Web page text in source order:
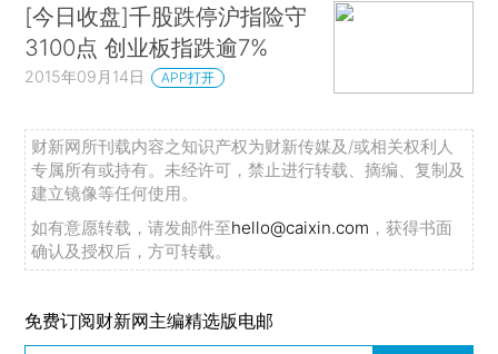
[今日收盘]千股跌停沪指险守
3100点 创业板指跌逾7%
2015年09月14日 APP打开
财新网所刊载内容之知识产权为财新传媒及/或相关权利人
专属所有或持有。未经许可，禁止进行转载、摘编、复制及
建立镜像等任何使用。
如有意愿转载，请发邮件至hello@caixin.com ，获得书面
确认及授权后，方可转载。
免费订阅财新网主编精选版电邮